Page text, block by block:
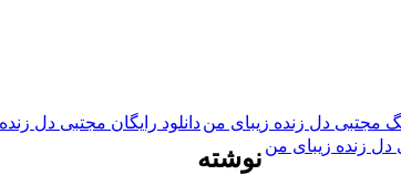
مجتبی دل زنده زیبای مندانلود رایگان مجتبی دل
دل زنده زیبای من نوشته